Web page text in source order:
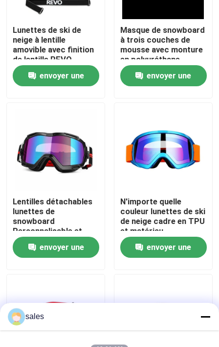
Maison
Visite d'usine
Nouvelles
Cas
Anti brouillard lunettes de natation
Lunettes de ski de
neige à lentille
amovible avec finition
de lentille REVO
complète et sangle
amovibleenvoyer une
Masque de snowboard
à trois couches de
mousse avec monture
en polyuréthane
thermoplastique pour
une protection
durable
envoyer une
Lentilles détachables
lunettes de
snowboard
Personnalisable et
performance
imbattableenvoyer une
N'importe quelle
couleur lunettes de ski
de neige cadre en TPU
et matériau
thermoplastique en
polyuréthane pour les
activités de plein air
envoyer une
sales